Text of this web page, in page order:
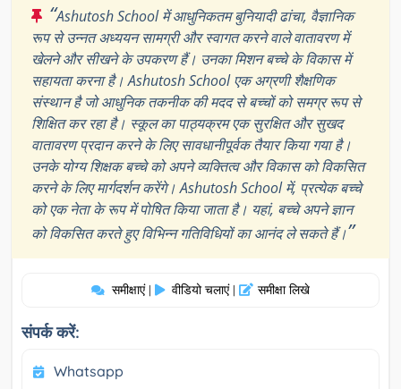
“Ashutosh School में आधुनिकतम बुनियादी ढांचा, वैज्ञानिक
रूप से उन्नत अध्ययन सामग्री और स्वागत करने वाले वातावरण में
खेलने और सीखने के उपकरण हैं। उनका मिशन बच्चे के विकास में
सहायता करना है। Ashutosh School एक अग्रणी शैक्षणिक
संस्थान है जो आधुनिक तकनीक की मदद से बच्चों को समग्र रूप से
शिक्षित कर रहा है। स्कूल का पाठ्यक्रम एक सुरक्षित और सुखद
वातावरण प्रदान करने के लिए सावधानीपूर्वक तैयार किया गया है।
उनके योग्य शिक्षक बच्चे को अपने व्यक्तित्व और विकास को विकसित
करने के लिए मार्गदर्शन करेंगे। Ashutosh School में, प्रत्येक बच्चे
को एक नेता के रूप में पोषित किया जाता है। यहां, बच्चे अपने ज्ञान
को विकसित करते हुए विभिन्न गतिविधियों का आनंद ले सकते हैं।”
समीक्षाएं | वीडियो चलाएं | समीक्षा लिखे
संपर्क करें:
Whatsapp